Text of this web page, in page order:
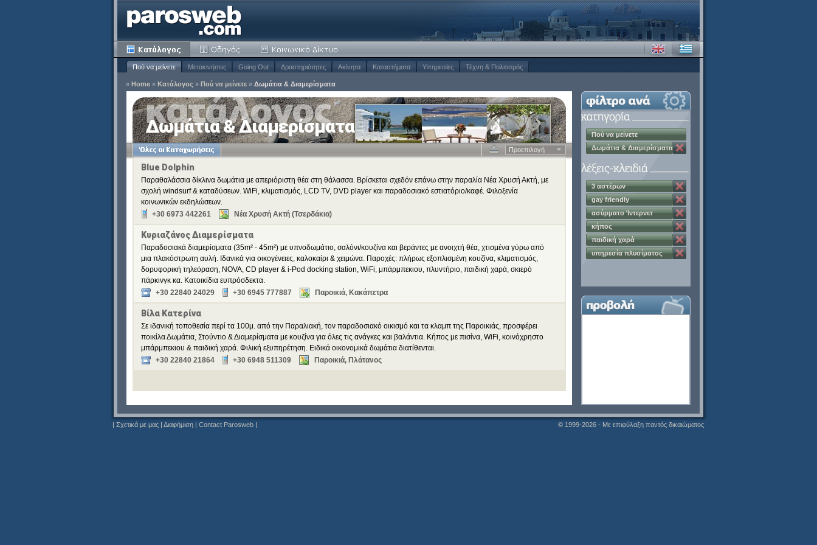
Πού να μείνετε Μετακινήσεις Going Out Δραστηριότητες Ακίνητα Καταστήματα Υπηρεσίες Τέχνη & Πολιτισμός
» Home » Κατάλογος » Πού να μείνετε » Δωμάτια & Διαμερίσματα
Δωμάτια & Διαμερίσματα
Προεπιλογή
Blue Dolphin
Παραθαλάσσια δίκλινα δωμάτια με απεριόριστη θέα στη θάλασσα. Βρίσκεται σχεδόν επάνω στην παραλία Νέα Χρυσή Ακτή, με
σχολή windsurf & καταδύσεων. WiFi, κλιματισμός, LCD TV, DVD player και παραδοσιακό εστιατόριο/καφέ. Φιλοξενία
κοινωνικών εκδηλώσεων.
+30 6973 442261
Νέα Χρυσή Ακτή (Τσερδάκια)
Κυριαζάνος Διαμερίσματα
Παραδοσιακά διαμερίσματα (35m² - 45m²) με υπνοδωμάτιο, σαλόνι/κουζίνα και βεράντες με ανοιχτή θέα, χτισμένα γύρω από
μια πλακόστρωτη αυλή. Ιδανικά για οικογένειες, καλοκαίρι & χειμώνα. Παροχές: πλήρως εξοπλισμένη κουζίνα, κλιματισμός,
δορυφορική τηλεόραση, NOVA, CD player & i-Pod docking station, WiFi, μπάρμπεκιου, πλυντήριο, παιδική χαρά, σκιερό
πάρκινγκ κα. Κατοικίδια ευπρόσδεκτα.
+30 22840 24029
+30 6945 777887 Παροικιά, Κακάπετρα
Βίλα Κατερίνα
Σε ιδανική τοποθεσία περί τα 100μ. από την Παραλιακή, τον παραδοσιακό οικισμό και τα κλαμπ της Παροικιάς, προσφέρει
ποικίλα Δωμάτια, Στούντιο & Διαμερίσματα με κουζίνα για όλες τις ανάγκες και βαλάντια. Κήπος με πισίνα, WiFi, κοινόχρηστο
μπάρμπεκιου & παιδική χαρά. Φιλική εξυπηρέτηση. Ειδικά οικονομικά δωμάτια διατίθενται.
+30 22840 21864
+30 6948 511309 Παροικιά, Πλάτανος
Πού να μείνετε
Δωμάτια & Διαμερίσματα
3 αστέρων
gay friendly
ασύρματο Ίντερνετ
κήπος
παιδική χαρά
υπηρεσία πλυσίματος
| Σχετικά με μας | Διαφήμιση | Contact Parosweb | © 1999-2026 - Με επιφύλαξη παντός δικαιώματος